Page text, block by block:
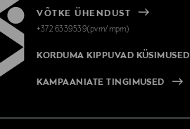
VÕTKE ÜHENDUST
+372 6339539(pvm/mpm)
KORDUMA KIPPUVAD KÜSIMUSED
KAMPAANIATE TINGIMUSED